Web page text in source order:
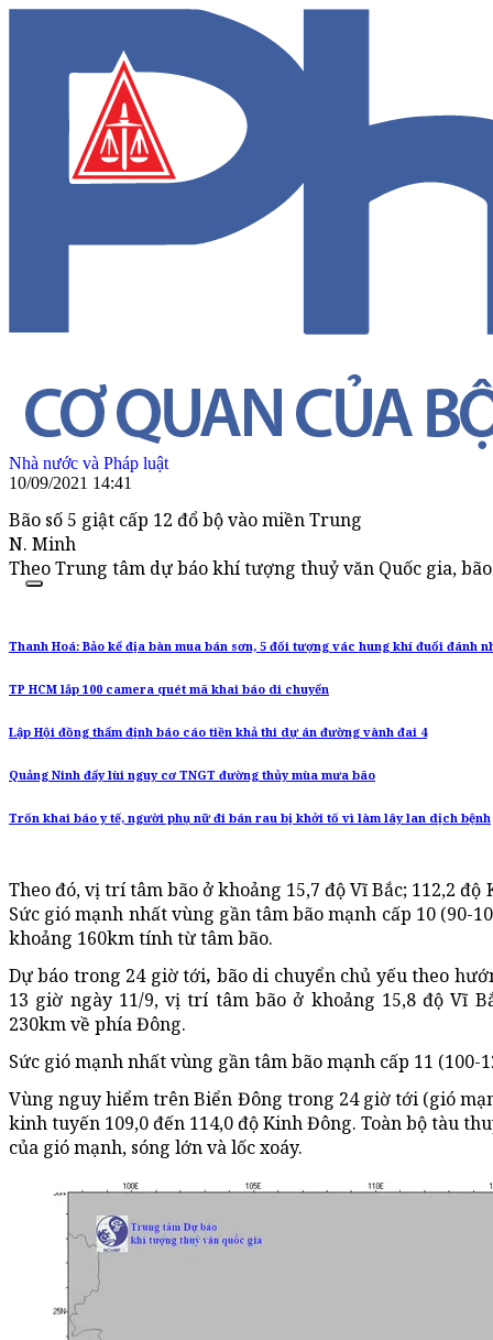
Nhà nước và Pháp luật
10/09/2021 14:41
Bão số 5 giật cấp 12 đổ bộ vào miền Trung
N. Minh
Theo Trung tâm dự báo khí tượng thuỷ văn Quốc gia,
Thanh Hoá: Bảo kể địa bàn mua bán sơn, 5 đối tượng vác hung khí đuổi đánh
TP HCM lắp 100 camera quét mã khai báo di chuyển
Lập Hội đồng thẩm định báo cáo tiền khả thi dự án đường vành đai 4
Quảng Ninh đẩy lùi nguy cơ TNGT đường thủy mùa mưa bão
Trốn khai báo y tế, người phụ nữ đi bán rau bị khởi tố vì làm lây lan dịch bệnh
Theo đó, vị trí tâm bão ở khoảng 15,7 độ Vĩ Bắc; 112,2
Sức gió mạnh nhất vùng gần tâm bão mạnh cấp 10
khoảng 160km tính từ tâm bão.
Dự báo trong 24 giờ tới, bão di chuyển chủ yếu theo
13 giờ ngày 11/9, vị trí tâm bão ở khoảng 15,8 độ Vĩ
230km về phía Đông.
Sức gió mạnh nhất vùng gần tâm bão mạnh cấp 11 (100-
Vùng nguy hiểm trên Biển Đông trong 24 giờ tới (gió
kinh tuyến 109,0 đến 114,0 độ Kinh Đông. Toàn bộ tàu
của gió mạnh, sóng lớn và lốc xoáy.